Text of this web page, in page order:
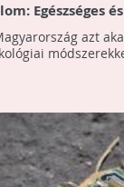
Egészséges
a gyerekeknek
azt